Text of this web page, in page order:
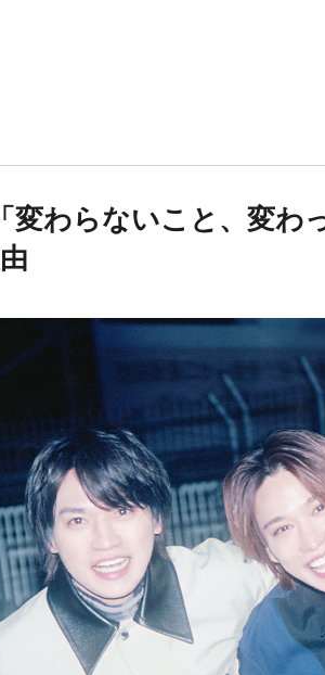
変わらないこと、変わ